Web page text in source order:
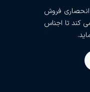
انحصاری فروش
کند تا اجناس